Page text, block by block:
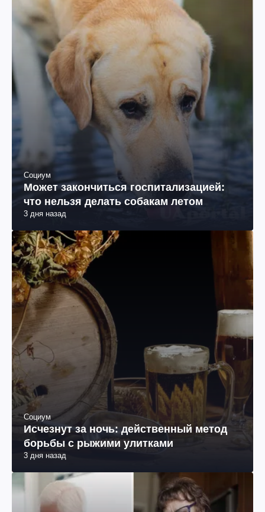
Социум
Может закончиться госпитализацией:
что нельзя делать собакам летом
3 дня назад
Социум
Исчезнут за ночь: действенный метод
борьбы с рыжими улитками
3 дня назад